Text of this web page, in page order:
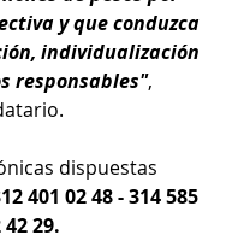
y que conduzca
individualización
responsables",
dispuestas
401 02 48 - 314 585
42 29.